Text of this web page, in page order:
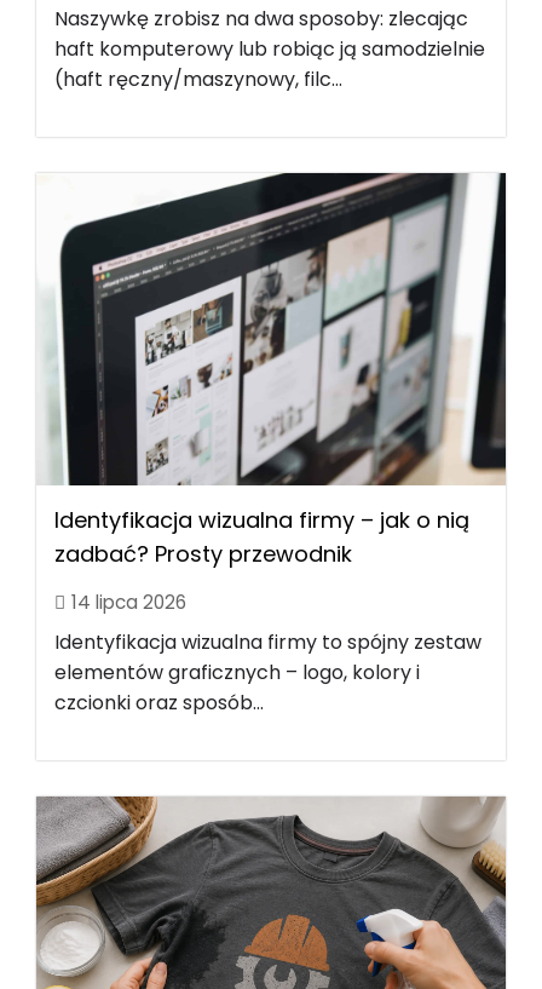
Naszywkę zrobisz na dwa sposoby: zlecając
haft komputerowy lub robiąc ją samodzielnie
(haft ręczny/maszynowy, filc...
Identyfikacja wizualna firmy – jak o nią
zadbać? Prosty przewodnik
14 lipca 2026
Identyfikacja wizualna firmy to spójny zestaw
elementów graficznych – logo, kolory i
czcionki oraz sposób...